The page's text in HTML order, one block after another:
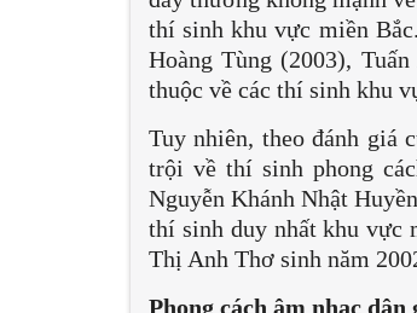
thí sinh khu vực miền
Hoàng Tùng (2003),
thuộc về các thí sinh khu
Tuy nhiên, theo đánh giá
trội về thí sinh phong
Nguyễn Khánh Nhật
thí sinh duy nhất khu vực
Thị Anh Thơ sinh năm
Phong cách âm nhạc